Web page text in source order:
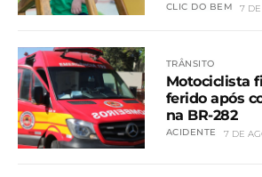
CLIC DO BEM 7
TRÂNSITO
Motociclista
ferido após
na BR-282
ACIDENTE 7 DE